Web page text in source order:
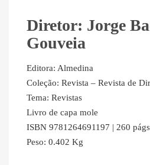
Diretor: Jorge
Gouveia
Editora: Almedina
Coleção: Revista – Revista de
Tema: Revistas
Livro de capa mole
ISBN 9781264691197 | 260
Peso: 0.402 Kg